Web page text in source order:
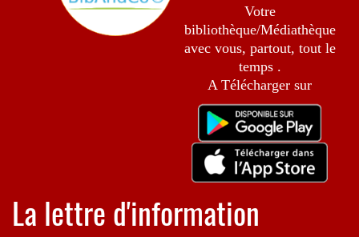
Votre
bibliothèque/Médiathèque
avec vous, partout, tout le
temps .
A Télécharger sur
La lettre d'information